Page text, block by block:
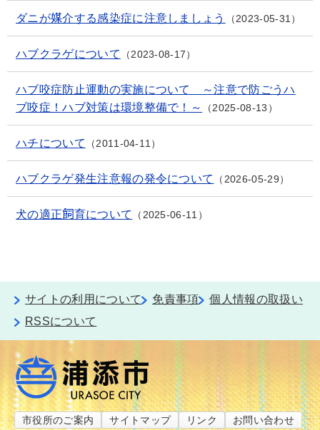
ダニが媒介する感染症に注意しましょう 2023-05-31
ハブクラゲについて 2023-08-17
ハブ咬症防止運動の実施について ～注意で防ごうハ
ブ咬症！ハブ対策は環境整備で！～
2025-08-13
ハチについて 2011-04-11
ハブクラゲ発生注意報の発令について 2026-05-29
犬の適正飼育について 2025-06-11
サイトの利用について 免責事項
個人情報の取扱い
RSSについて
市役所のご案内 サイトマップ リンク お問い合わせ